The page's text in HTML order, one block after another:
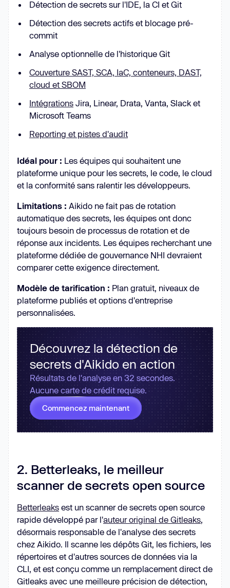
Détection de secrets sur l'IDE, la CI et Git
Détection des secrets actifs et blocage pré-
commit
Analyse optionnelle de l'historique Git
Couverture SAST, SCA, IaC, conteneurs, DAST,
cloud et SBOM
Intégrations Jira, Linear, Drata, Vanta, Slack et
Microsoft Teams
Reporting et pistes d'audit
Idéal pour : Les équipes qui souhaitent une
plateforme unique pour les secrets, le code, le cloud
et la conformité sans ralentir les développeurs.
Limitations : Aikido ne fait pas de rotation
automatique des secrets, les équipes ont donc
toujours besoin de processus de rotation et de
réponse aux incidents. Les équipes recherchant une
plateforme dédiée de gouvernance NHI devraient
comparer cette exigence directement.
Modèle de tarification : Plan gratuit, niveaux de
plateforme publiés et options d'entreprise
personnalisées.
Découvrez la détection de
secrets d'Aikido en action
Résultats de l'analyse en 32 secondes.
Aucune carte de crédit requise.
Commencez maintenant
2. Betterleaks, le meilleur
scanner de secrets open source
Betterleaks est un scanner de secrets open source
rapide développé par l'auteur original de Gitleaks
désormais responsable de l'analyse des secrets
chez Aikido. Il scanne les dépôts Git, les fichiers, les
répertoires et d'autres sources de données via la
CLI, et est conçu comme un remplacement direct de
Gitleaks avec une meilleure précision de détection,